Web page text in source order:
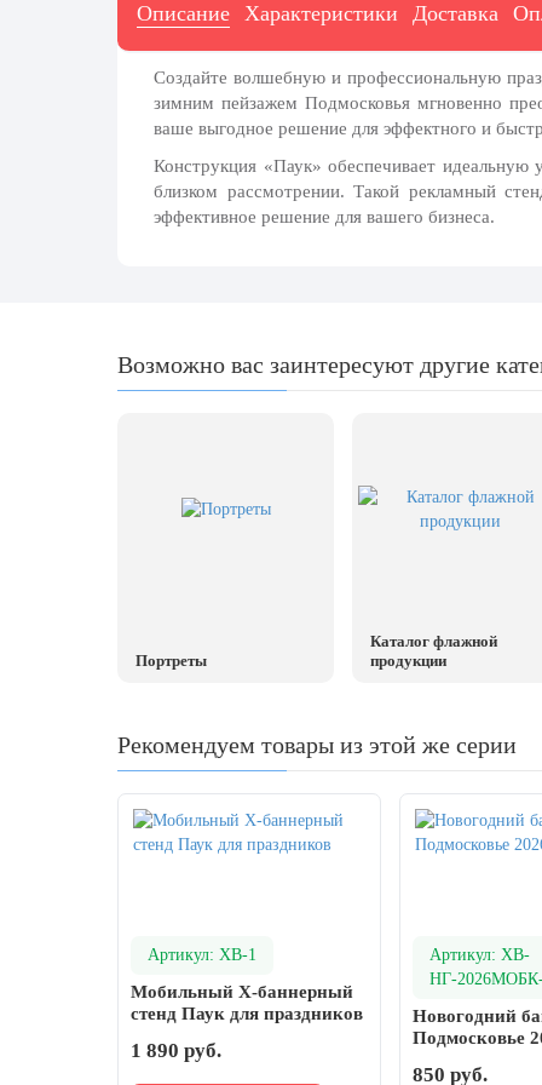
парада на Красной площади
революции
10 ноября, День сотрудника органов
13 ноября, День Войск РХБЗ
19 ноября, День Ракетных Войск и
контрнаступления советских войск
12 декабря, День конституции РФ
Рождество Христово
22 января, День дедушки
14 февраля, День Святого Валентина
23 февраля, День защитника
Отечества
Описание Характеристики Доставка
Создайте волшебную и профессиональную
зимним пейзажем Подмосковья мгновенно
ваше выгодное решение для эффектного и
Конструкция «Паук» обеспечивает идеальную
близком рассмотрении. Такой рекламный
эффективное решение для вашего бизнеса.
Возможно вас заинтересуют другие
Портреты
Каталог флажной
продукции
Рекомендуем товары из этой же серии
Артикул: ХВ-1
Мобильный X-баннерный
стенд Паук для праздников
1 890 руб.
Артикул: ХВ-
НГ-
Новогодний
Подмосковье
850 руб.